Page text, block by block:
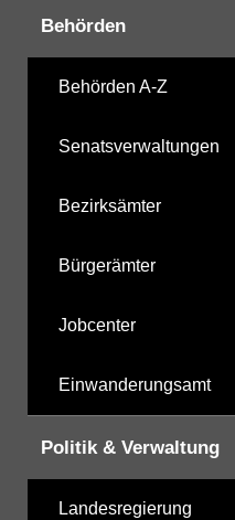
Behörden
Behörden A-Z
Senatsverwaltungen
Bezirksämter
Bürgerämter
Jobcenter
Einwanderungsamt
Politik & Verwaltung
Landesregierung